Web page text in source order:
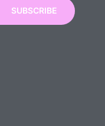
SUBSCRIBE